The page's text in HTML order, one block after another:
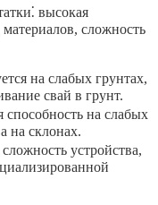
высокая
сложность
на слабых грунтах,
свай в грунт.
на слабых
на склонах.
устройства,